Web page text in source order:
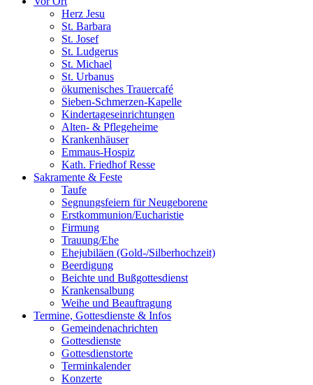
Herz Jesu
St. Barbara
St. Josef
St. Ludgerus
St. Michael
St. Urbanus
ökumenisches Trauercafé
Sieben-Schmerzen-Kapelle
Kindertageseinrichtungen
Alten- & Pflegeheime
Krankenhäuser
Emmaus-Hospiz
Kath. Friedhof Resse
Sakramente & Feste
Taufe
Segnungsfeiern für Neugeborene
Erstkommunion/Eucharistie
Firmung
Trauung/Ehe
Ehejubiläen (Gold-/Silberhochzeit)
Beerdigung
Beichte und Bußgottesdienst
Krankensalbung
Weihe und Beauftragung
Termine, Gottesdienste & Infos
Gemeindenachrichten
Gottesdienste
Gottesdienstorte
Terminkalender
Konzerte